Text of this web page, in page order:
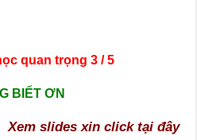
quan trọng 3 / 5
BIẾT ƠN
Xem slides xin click tại đây